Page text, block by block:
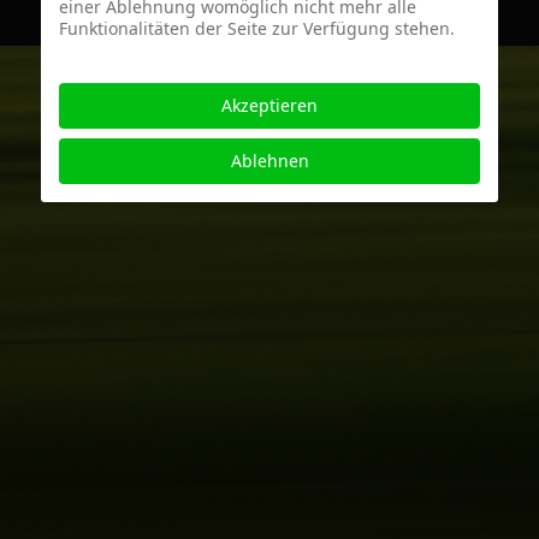
einer Ablehnung womöglich nicht mehr alle
Funktionalitäten der Seite zur Verfügung stehen.
Akzeptieren
Ablehnen